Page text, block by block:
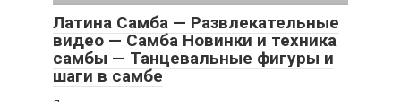
Латина Самба — Развлекательные
видео — Самба Новинки и техника
самбы — Танцевальные фигуры и
шаги в самбе